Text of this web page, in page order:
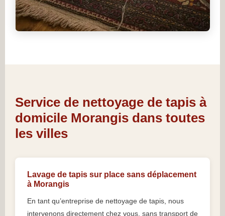
Service de nettoyage de tapis à
domicile Morangis dans toutes
les villes
Lavage de tapis sur place sans déplacement
à Morangis
En tant qu’entreprise de nettoyage de tapis, nous
intervenons directement chez vous, sans transport de